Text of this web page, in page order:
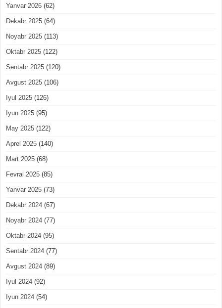
Yanvar 2026 (62)
Dekabr 2025 (64)
Noyabr 2025 (113)
Oktabr 2025 (122)
Sentabr 2025 (120)
Avgust 2025 (106)
Iyul 2025 (126)
Iyun 2025 (95)
May 2025 (122)
Aprel 2025 (140)
Mart 2025 (68)
Fevral 2025 (85)
Yanvar 2025 (73)
Dekabr 2024 (67)
Noyabr 2024 (77)
Oktabr 2024 (95)
Sentabr 2024 (77)
Avgust 2024 (89)
Iyul 2024 (92)
Iyun 2024 (54)